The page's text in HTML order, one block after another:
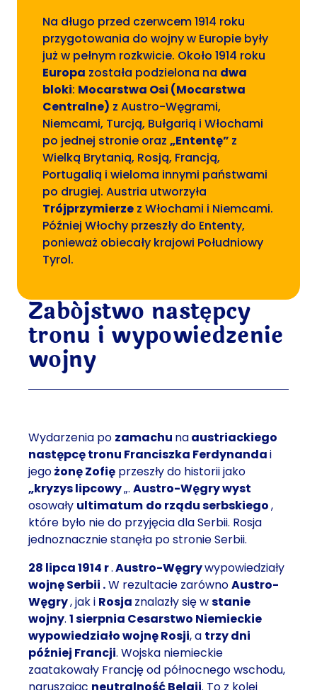
Na długo przed czerwcem 1914 roku
przygotowania do wojny w Europie były
już w pełnym rozkwicie. Około 1914 roku
Europa została podzielona na dwa
bloki: Mocarstwa Osi (Mocarstwa
Centralne) z Austro-Węgrami,
Niemcami, Turcją, Bułgarią i Włochami
po jednej stronie oraz „Ententę” z
Wielką Brytanią, Rosją, Francją,
Portugalią i wieloma innymi państwami
po drugiej. Austria utworzyła
Trójprzymierze z Włochami i Niemcami.
Później Włochy przeszły do Ententy,
ponieważ obiecały krajowi Południowy
Tyrol.
Zabójstwo następcy
tronu i wypowiedzenie
wojny
Wydarzenia po zamachu naaustriackiego
następcę tronu Franciszka Ferdynandai
jegożonęZofię przeszły do historii jako
„kryzys lipcowy„. Austro-Węgry wyst
osowały ultimatum do rządu serbskiego,
które było nie do przyjęcia dla Serbii. Rosja
jednoznacznie stanęła po stronie Serbii.
28 lipca 1914 r.Austro-Węgrywypowiedziały
wojnęSerbii .W rezultacie zarównoAustro-
Węgry, jak i Rosja znalazły się wstanie
wojny. 1 sierpnia Cesarstwo Niemieckie
wypowiedziało wojnę Rosji, a trzy dni
później Francji. Wojska niemieckie
zaatakowały Francję od północnego wschodu,
naruszając neutralność Belgii. To z kolei